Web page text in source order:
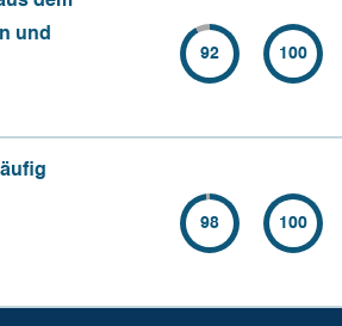
und
92 100
98 100